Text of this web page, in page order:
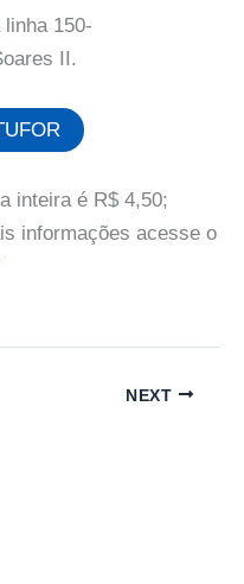
150-
II.
inteira é R$ 4,50;
informações acesse o
NEXT